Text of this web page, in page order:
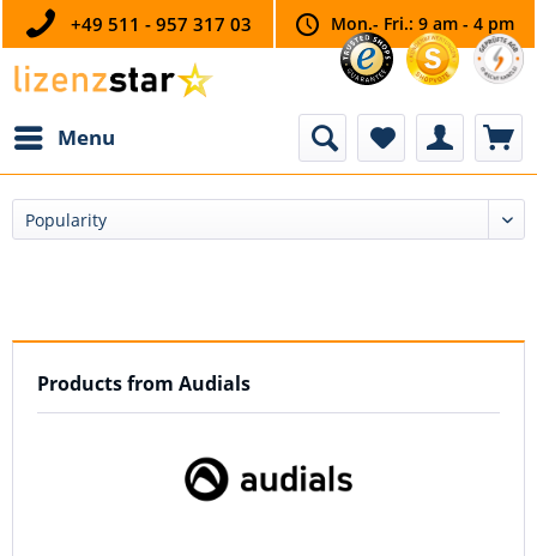
+49 511 - 957 317 03 Mon.- Fri.: 9 am - 4 pm
Menu
Products from Audials